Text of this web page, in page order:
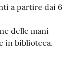
a partire dai 6
delle mani
in biblioteca.